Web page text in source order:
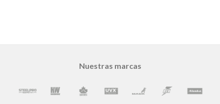
Nuestras marcas